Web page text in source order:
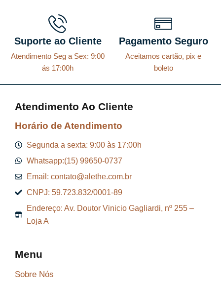
Suporte ao Cliente
Atendimento Seg a Sex: 9:00
ás 17:00h
Pagamento Seguro
Aceitamos cartão, pix e
boleto
Atendimento Ao Cliente
Horário de Atendimento
Segunda a sexta: 9:00 às 17:00h
Whatsapp:(15) 99650-0737
Email: contato@alethe.com.br
CNPJ: 59.723.832/0001-89
Endereço: Av. Doutor Vinicio Gagliardi, nº 255 –
Loja A
Menu
Sobre Nós